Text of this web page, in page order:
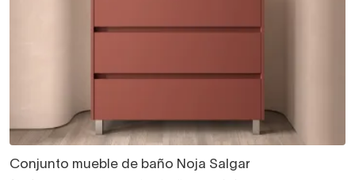
Conjunto mueble de baño Noja Salgar